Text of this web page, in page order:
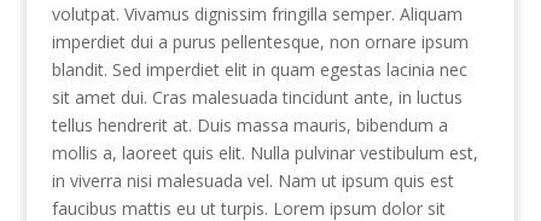
volutpat. Vivamus dignissim fringilla semper. Aliquam
imperdiet dui a purus pellentesque, non ornare ipsum
blandit. Sed imperdiet elit in quam egestas lacinia nec
sit amet dui. Cras malesuada tincidunt ante, in luctus
tellus hendrerit at. Duis massa mauris, bibendum a
mollis a, laoreet quis elit. Nulla pulvinar vestibulum est,
in viverra nisi malesuada vel. Nam ut ipsum quis est
faucibus mattis eu ut turpis. Lorem ipsum dolor sit